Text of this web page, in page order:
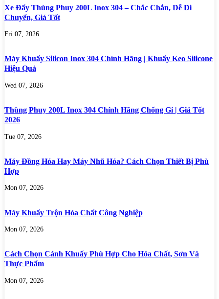
Xe Đẩy Thùng Phuy 200L Inox 304 – Chắc Chắn, Dễ Di
Chuyển, Giá Tốt
Fri 07, 2026
Máy Khuấy Silicon Inox 304 Chính Hãng | Khuấy Keo Silicone
Hiệu Quả
Wed 07, 2026
Thùng Phuy 200L Inox 304 Chính Hãng Chống Gỉ | Giá Tốt
2026
Tue 07, 2026
Máy Đồng Hóa Hay Máy Nhũ Hóa? Cách Chọn Thiết Bị Phù
Hợp
Mon 07, 2026
Máy Khuấy Trộn Hóa Chất Công Nghiệp
Mon 07, 2026
Cách Chọn Cánh Khuấy Phù Hợp Cho Hóa Chất, Sơn Và
Thực Phẩm
Mon 07, 2026